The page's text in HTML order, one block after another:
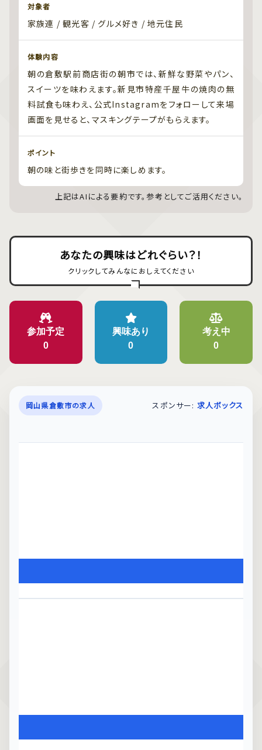
対象者
家族連 / 観光客 / グルメ好き / 地元住民
体験内容
朝の倉敷駅前商店街の朝市では、新鮮な野菜やパン、
スイーツを味わえます。新見市特産千屋牛の焼肉の無
料試食も味わえ、公式Instagramをフォローして来場
画面を見せると、マスキングテープがもらえます。
ポイント
朝の味と街歩きを同時に楽しめます。
上記はAIによる要約です。参考としてご活用ください。
あなたの興味はどれぐらい？！
クリックしてみんなにおしえてください
参加予定
0
興味あり
0
考え中
0
岡山県倉敷市の求人 スポンサー: 求人ボックス